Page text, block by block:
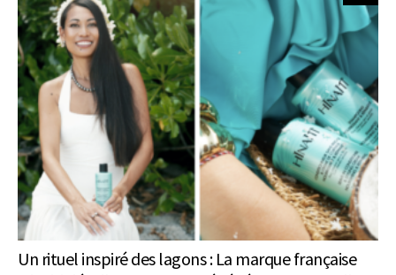
Un rituel inspiré des lagons : La marque française